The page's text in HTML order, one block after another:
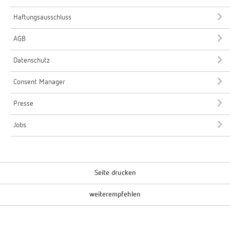
Haftungsausschluss
AGB
Datenschutz
Consent Manager
Presse
Jobs
Seite drucken
weiterempfehlen